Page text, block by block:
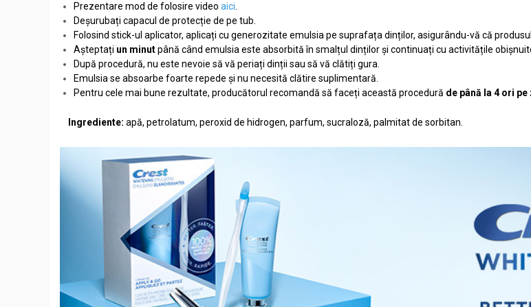
Prezentare mod de folosire video aici.
Deșurubați capacul de protecție de pe tub.
Folosind stick-ul aplicator, aplicați cu generozitate emulsia pe suprafața dinților, asigurându-vă că
Așteptați un minutpână când emulsia este absorbită în smalțul dinților și continuați cu activitățile
După procedură, nu este nevoie să vă periați dinții sau să vă clătiți gura.
Emulsia se absoarbe foarte repede și nu necesită clătire suplimentară.
Pentru cele mai bune rezultate, producătorul recomandă să faceți această procedură de până la 4 ori pe
Ingrediente: apă, petrolatum, peroxid de hidrogen, parfum, sucraloză, palmitat de sorbitan.